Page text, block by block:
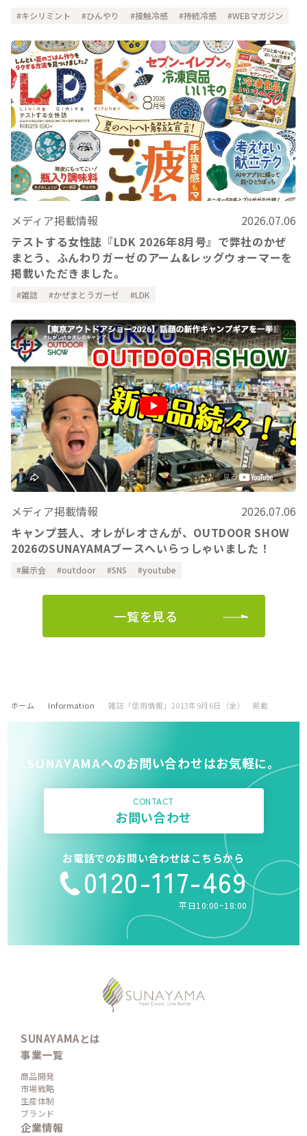
キシリミント ひんやり 接触冷感 持続冷感 WEBマガジン
メディア掲載情報
2026.07.06
テストする女性誌『LDK 2026年8月号』で弊社のかぜ
まとう、ふんわりガーゼのアーム&レッグウォーマーを
掲載いただきました。
雑誌 かぜまとうガーゼ LDK
メディア掲載情報
2026.07.06
キャンプ芸人、オレがレオさんが、OUTDOOR SHOW
2026のSUNAYAMAブースへいらっしゃいました！
展示会 outdoor SNS youtube
一覧を見る
ホーム Information 雑誌「信用情報」2013年9月6日（金） 掲載
SUNAYAMAへのお問い合わせはお気軽に。
CONTACT
お問い合わせ
お電話でのお問い合わせはこちらから
0120-117-469
平日10:00~18:00
SUNAYAMAとは
事業一覧
商品開発
市場戦略
生産体制
ブランド
企業情報